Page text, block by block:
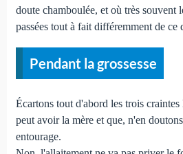
doute chamboulée, et où très souvent
passées tout à fait différemment de ce
Pendant la grossesse
Écartons tout d'abord les trois craintes
peut avoir la mère et que, n'en
entourage.